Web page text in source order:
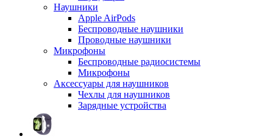
Наушники
Apple AirPods
Беспроводные наушники
Проводные наушники
Микрофоны
Беспроводные радиосистемы
Микрофоны
Аксессуары для наушников
Чехлы для наушников
Зарядные устройства